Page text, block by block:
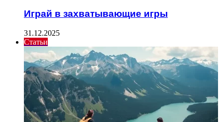
Играй в захватывающие игры
31.12.2025
Статьи